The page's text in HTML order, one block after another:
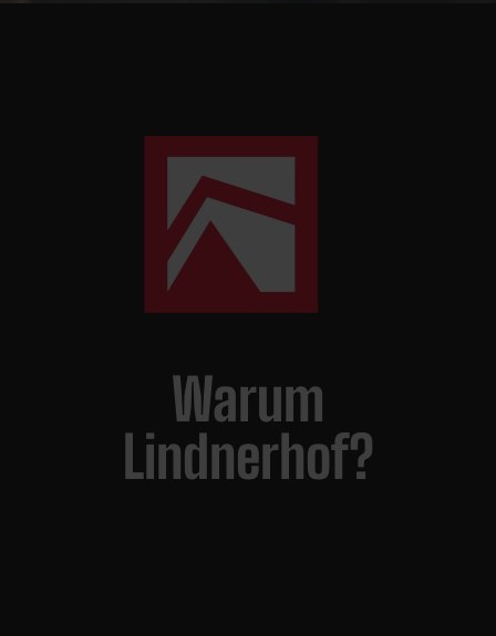
Warum
Lindnerhof?